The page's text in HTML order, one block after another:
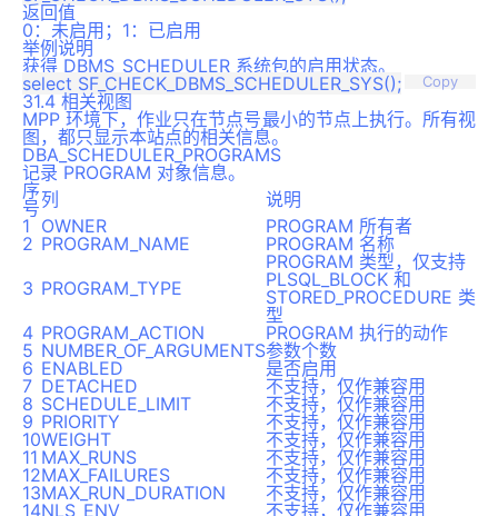
返回值
0：未启用；1：已启用
举例说明
获得 DBMS_SCHEDULER 系统包的启用状态。
Copy
31.4 相关视图
MPP 环境下，作业只在节点号最小的节点上执行。所有视
图，都只显示本站点的相关信息。
DBA_SCHEDULER_PROGRAMS
记录 PROGRAM 对象信息。
序
号列
说明
1 OWNER
PROGRAM 所有者
2 PROGRAM_NAME
PROGRAM 名称
3 PROGRAM_TYPE
PROGRAM 类型，仅支持
PLSQL_BLOCK 和
STORED_PROCEDURE 类
型
4 PROGRAM_ACTION
PROGRAM 执行的动作
5 NUMBER_OF_ARGUMENTS参数个数
6 ENABLED
是否启用
7 DETACHED
不支持，仅作兼容用
8 SCHEDULE_LIMIT
不支持，仅作兼容用
9 PRIORITY
不支持，仅作兼容用
10WEIGHT
不支持，仅作兼容用
11 MAX_RUNS
不支持，仅作兼容用
12MAX_FAILURES
不支持，仅作兼容用
13MAX_RUN_DURATION
不支持，仅作兼容用
14NLS_ENV
不支持，仅作兼容用